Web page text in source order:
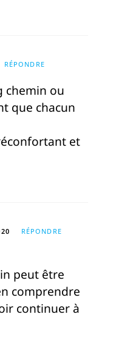
RÉPONDRE
chemin ou
que chacun
et
RÉPONDRE
peut être
comprendre
continuer à